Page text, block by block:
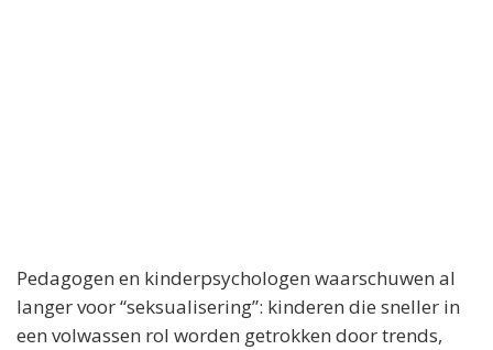
Pedagogen en kinderpsychologen waarschuwen al
langer voor “seksualisering”: kinderen die sneller in
een volwassen rol worden getrokken door trends,